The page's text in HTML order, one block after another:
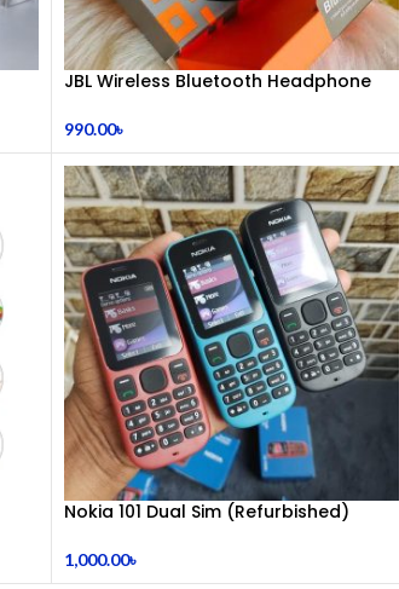
JBL Wireless Bluetooth Headphone
990.00৳
Nokia 101 Dual Sim (Refurbished)
1,000.00৳